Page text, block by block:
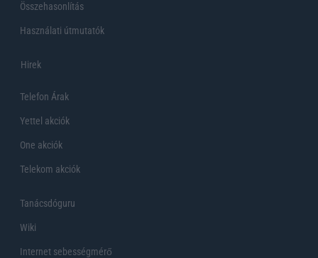
Összehasonlítás
Használati útmutatók
Hirek
Telefon Árak
Yettel akciók
One akciók
Telekom akciók
Tanácsdóguru
Wiki
Internet sebességmérő